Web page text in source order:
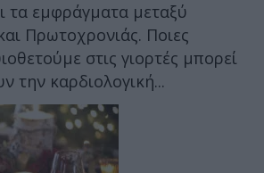
τα εμφράγματα μεταξύ
Πρωτοχρονιάς. Ποιες
στις γιορτές μπορεί
την καρδιολογική...